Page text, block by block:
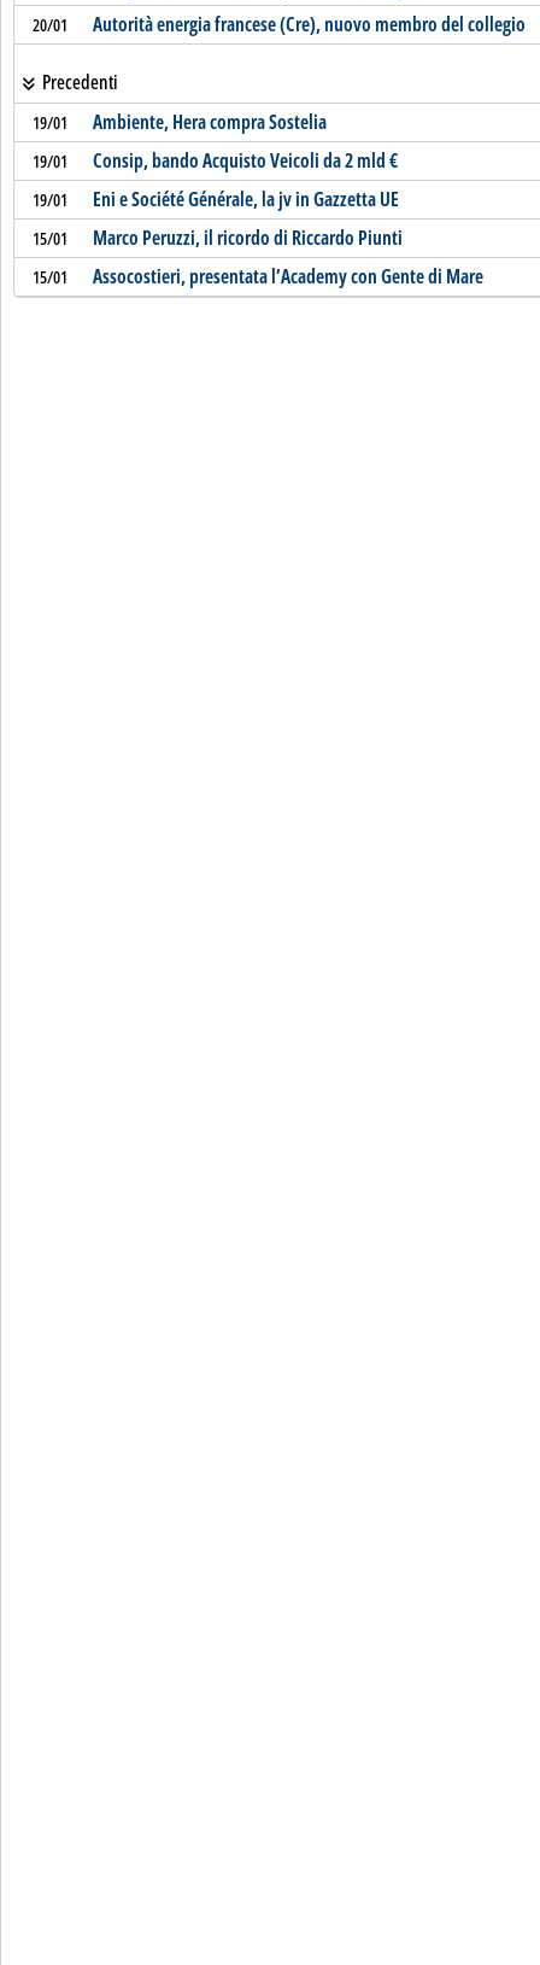
20/01 Autorità energia francese (Cre), nuovo membro del collegio
Precedenti
19/01 Ambiente, Hera compra Sostelia
19/01 Consip, bando Acquisto Veicoli da 2 mld €
19/01 Eni e Société Générale, la jv in Gazzetta UE
15/01 Marco Peruzzi, il ricordo di Riccardo Piunti
15/01 Assocostieri, presentata l’Academy con Gente di Mare